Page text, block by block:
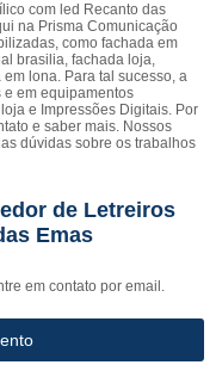
com led Recanto das
na Prisma Comunicação
como fachada em
brasilia, fachada loja,
lona. Para tal sucesso, a
em equipamentos
e Impressões Digitais. Por
e saber mais. Nossos
dúvidas sobre os trabalhos
de Letreiros
Emas
em contato por email.